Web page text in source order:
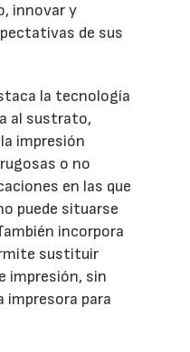
innovar y
de sus
la tecnología
al sustrato,
impresión
o no
en las que
puede situarse
incorpora
sustituir
impresión, sin
impresora para